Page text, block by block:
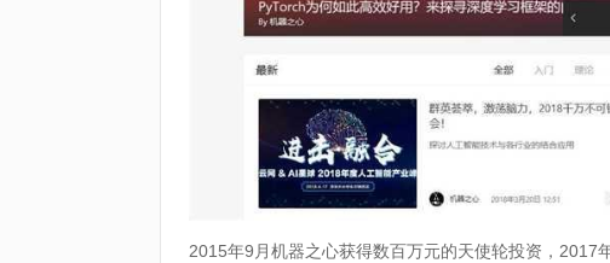
2015年9月机器之心获得数百万元的天使轮投资，2017